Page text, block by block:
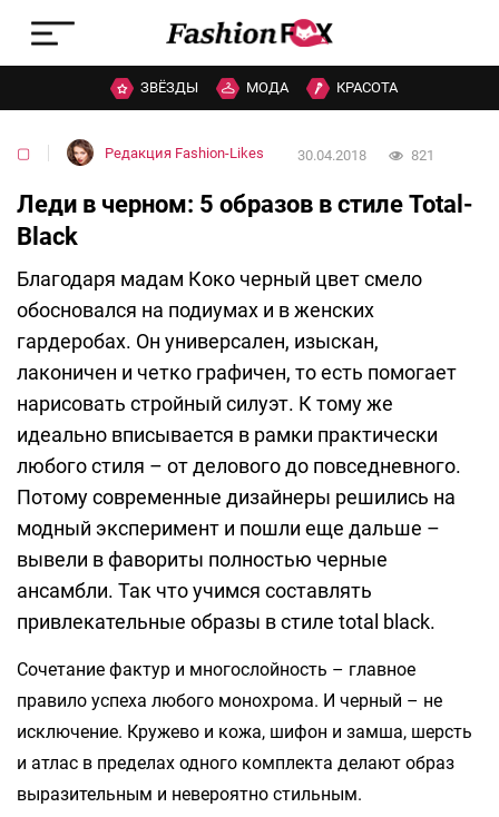
ЗВЁЗДЫ МОДА КРАСОТА
▢ Редакция Fashion-Likes 30.04.2018 821
Леди в черном: 5 образов в стиле Total-
Black
Благодаря мадам Коко черный цвет смело
обосновался на подиумах и в женских
гардеробах. Он универсален, изыскан,
лаконичен и четко графичен, то есть помогает
нарисовать стройный силуэт. К тому же
идеально вписывается в рамки практически
любого стиля – от делового до повседневного.
Потому современные дизайнеры решились на
модный эксперимент и пошли еще дальше –
вывели в фавориты полностью черные
ансамбли. Так что учимся составлять
привлекательные образы в стиле total black.
Сочетание фактур и многослойность – главное
правило успеха любого монохрома. И черный – не
исключение. Кружево и кожа, шифон и замша, шерсть
и атлас в пределах одного комплекта делают образ
выразительным и невероятно стильным.